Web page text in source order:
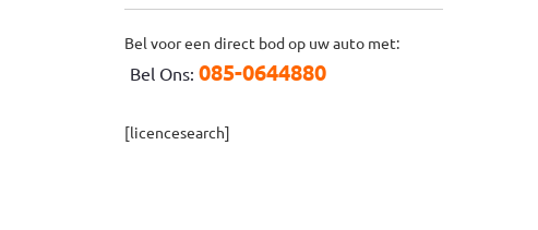
Bel voor een direct bod op uw auto met:
Bel Ons: 085-0644880
[licencesearch]